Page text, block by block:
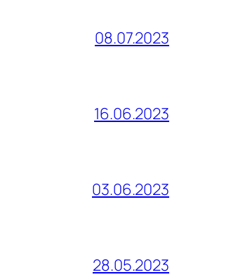
08.07.2023
16.06.2023
03.06.2023
28.05.2023